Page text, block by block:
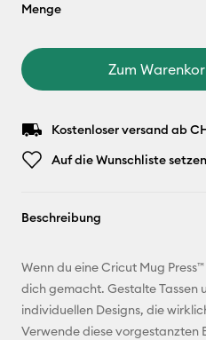
Menge
Zum
Kostenloser versand ab
Auf die Wunschliste setzen
Beschreibung
Wenn du eine Cricut Mug
dich gemacht. Gestalte Tassen
individuellen Designs, die
Verwende diese vorgestanzten